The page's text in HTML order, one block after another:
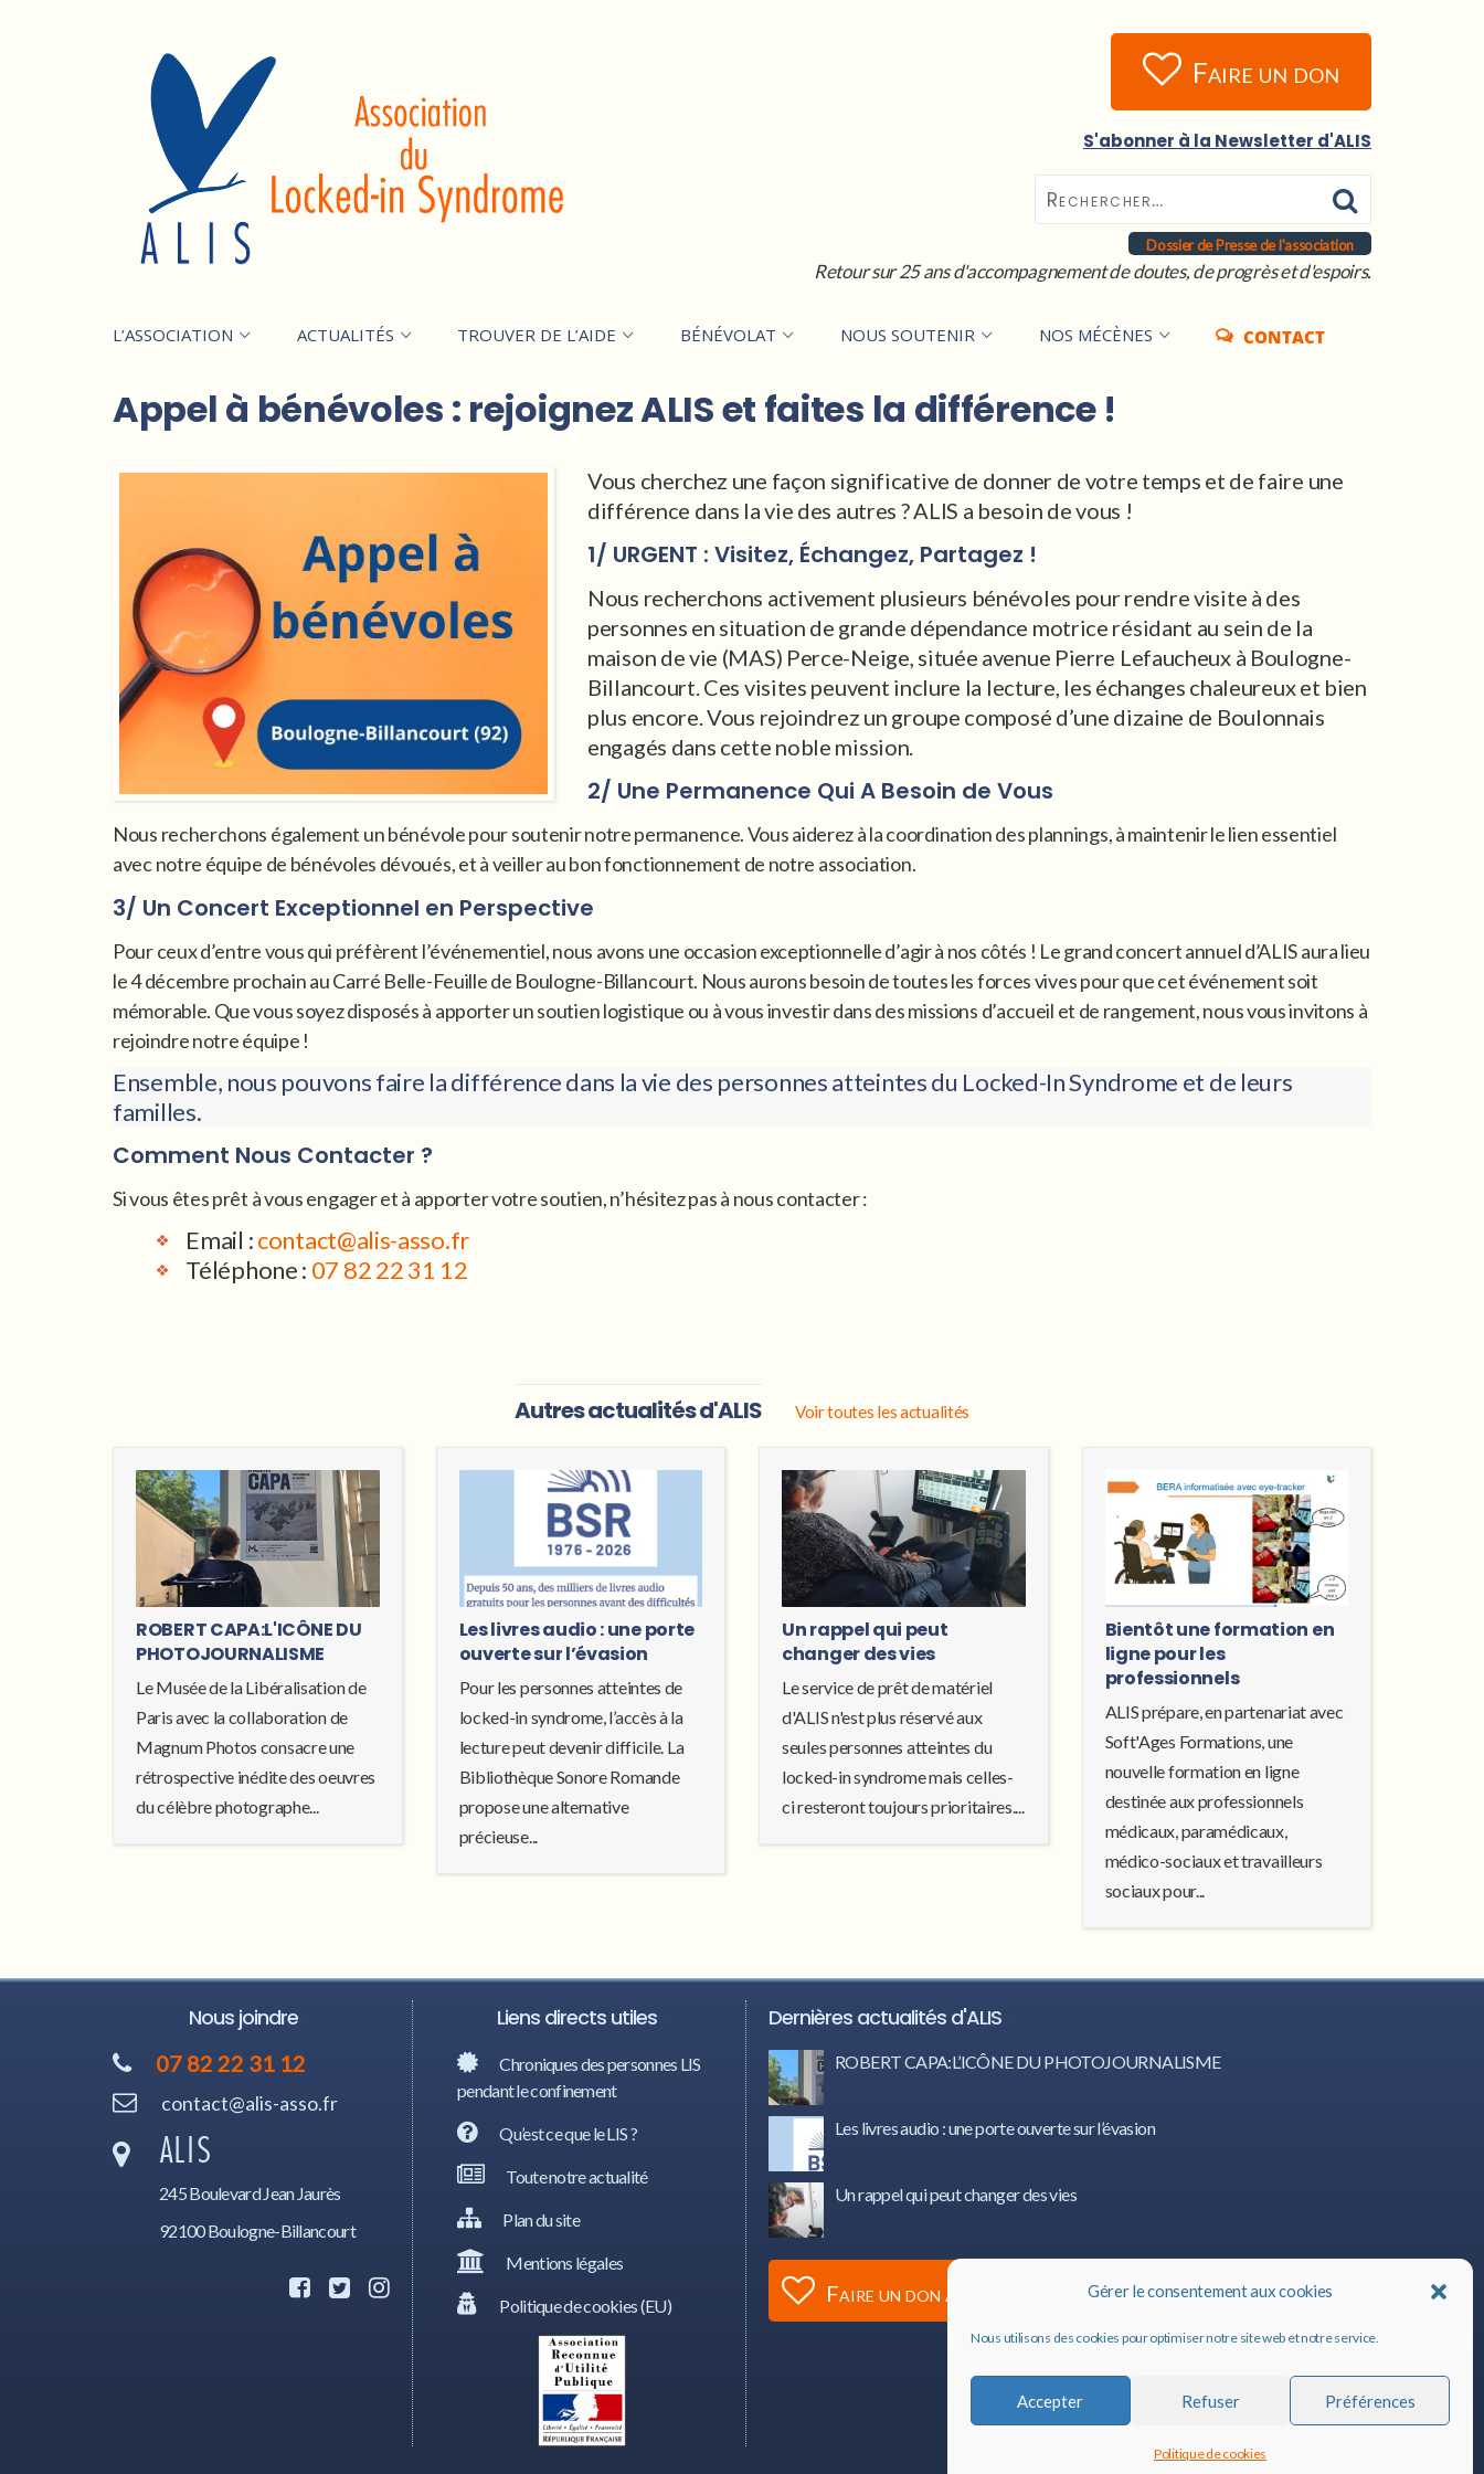
Gérer le consentement aux cookies
Nous utilisons des cookies pour optimiser notre site web et notre service.
Accepter Refuser Préférences
Politique de cookies
Faire un don
S'abonner à la Newsletter d'ALIS
Dossier de Presse de l'association
Retour sur 25 ans d'accompagnement de doutes, de progrès et d'espoirs.
L’ASSOCIATION ACTUALITÉS TROUVER DE L’AIDE BÉNÉVOLAT NOUS SOUTENIR NOS MÉCÈNES CONTACT
Appel à bénévoles : rejoignez ALIS et faites la différence !
Vous cherchez une façon significative de donner de votre temps et de faire une
différence dans la vie des autres ? ALIS a besoin de vous !
1/ URGENT : Visitez, Échangez, Partagez !
Nous recherchons activement plusieurs bénévoles pour rendre visite à des
personnes en situation de grande dépendance motrice résidant au sein de la
maison de vie (MAS) Perce-Neige, située avenue Pierre Lefaucheux à Boulogne-
Billancourt. Ces visites peuvent inclure la lecture, les échanges chaleureux et bien
plus encore. Vous rejoindrez un groupe composé d’une dizaine de Boulonnais
engagés dans cette noble mission.
2/ Une Permanence Qui A Besoin de Vous
Nous recherchons également un bénévole pour soutenir notre permanence. Vous aiderez à la coordination des plannings, à maintenir le lien essentiel
avec notre équipe de bénévoles dévoués, et à veiller au bon fonctionnement de notre association.
3/ Un Concert Exceptionnel en Perspective
Pour ceux d’entre vous qui préfèrent l’événementiel, nous avons une occasion exceptionnelle d’agir à nos côtés ! Le grand concert annuel d’ALIS aura lieu
le 4 décembre prochain au Carré Belle-Feuille de Boulogne-Billancourt. Nous aurons besoin de toutes les forces vives pour que cet événement soit
mémorable. Que vous soyez disposés à apporter un soutien logistique ou à vous investir dans des missions d’accueil et de rangement, nous vous invitons à
rejoindre notre équipe !
Ensemble, nous pouvons faire la différence dans la vie des personnes atteintes du Locked-In Syndrome et de leurs
familles.
Comment Nous Contacter ?
Si vous êtes prêt à vous engager et à apporter votre soutien, n’hésitez pas à nous contacter :
Email :contact@alis-asso.fr
Téléphone : 07 82 22 31 12
Autres actualités d'ALIS Voir toutes les actualités
ROBERT CAPA:L'ICÔNE DU
PHOTOJOURNALISME
Le Musée de la Libéralisation de
Paris avec la collaboration de
Magnum Photos consacre une
rétrospective inédite des oeuvres
du célèbre photographe...
Les livres audio : une porte
ouverte sur l’évasion
Pour les personnes atteintes de
locked-in syndrome, l’accès à la
lecture peut devenir difficile. La
Bibliothèque Sonore Romande
propose une alternative
précieuse...
Un rappel qui peut
changer des vies
Le service de prêt de matériel
d'ALIS n'est plus réservé aux
seules personnes atteintes du
locked-in syndrome mais celles-
ci resteront toujours prioritaires....
Bientôt une formation en
ligne pour les
professionnels
ALIS prépare, en partenariat avec
Soft'Ages Formations, une
nouvelle formation en ligne
destinée aux professionnels
médicaux, paramédicaux,
médico-sociaux et travailleurs
sociaux pour...
Nous joindre
07 82 22 31 12
contact@alis-asso.fr
ALIS
245 Boulevard Jean Jaurès
92100 Boulogne-Billancourt
Liens directs utiles
Chroniques des personnes LIS
pendant le confinement
Qu’est ce que le LIS ?
Toute notre actualité
Plan du site
Mentions légales
Politique de cookies (EU)
Dernières actualités d'ALIS
ROBERT CAPA:L’ICÔNE DU PHOTOJOURNALISME
Les livres audio : une porte ouverte sur l’évasion
Un rappel qui peut changer des vies
Faire un don à ALIS